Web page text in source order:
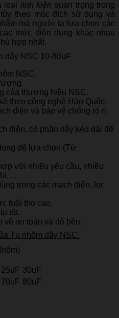
loại linh kiện quan trọng trong
theo múc đích sử dụng và
mà người ta lựa chọn các
mức điện dung khác nhau
hợp nhất.
dây NSC 10-80uF
NSC.
của thương hiệu NSC.
theo công nghệ Hàn Quốc.
điện và bảo vệ chống rò rỉ
điện, có phần dây kéo dài để
để lựa chọn (Từ
với nhiều yêu cầu, nhiều
bị,…
trong các mạch điện, lọc
tuổi thọ cao.
tốt.
về an toàn và độ bền.
Tụ nhôm dây NSC:
hóa Nhôm)
25uF 30uF
70uF 80uF